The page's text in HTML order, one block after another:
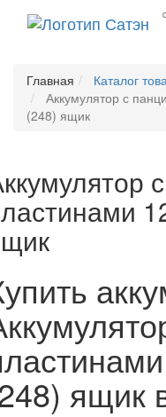
Главная Каталог
Аккумулятор с
(248) ящик
ящик